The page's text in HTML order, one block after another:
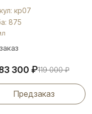
кр07
875
300 ₽119 000₽
Предзаказ